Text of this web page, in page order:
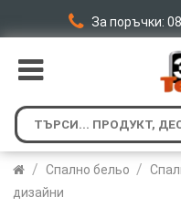
За поръчки:
/ Спално бельо /
дизайни